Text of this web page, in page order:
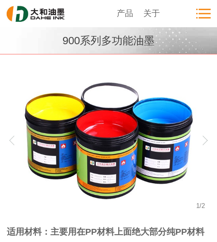
产品 关于
900系列多功能油墨
1/2
适用材料：主要用在PP材料上面绝大部分纯PP材料